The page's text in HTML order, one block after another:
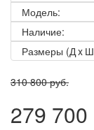
Модель:
Наличие:
Размеры (Д x
310 800 руб.
279 700